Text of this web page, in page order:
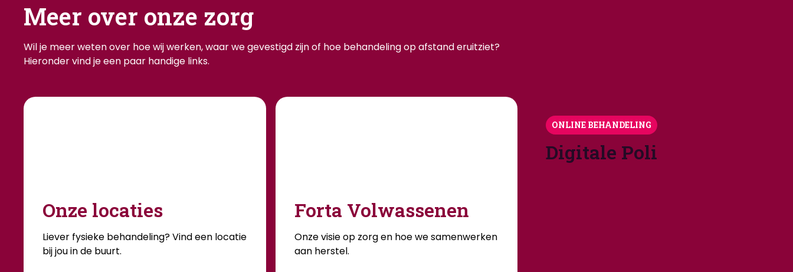
Meer over onze zorg
Wil je meer weten over hoe wij werken, waar we gevestigd zijn of hoe behandeling op afstand eruitziet?
Hieronder vind je een paar handige links.
Onze locaties
Liever fysieke behandeling? Vind een locatie
bij jou in de buurt.
Forta Volwassenen
Onze visie op zorg en hoe we samenwerken
aan herstel.
ONLINE BEHANDELING
Digitale Poli